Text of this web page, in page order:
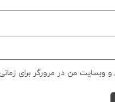
و وبسایت من در مرورگر برای